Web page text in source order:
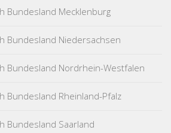
Bundesland Mecklenburg
Bundesland Niedersachsen
Bundesland Nordrhein-Westfalen
Bundesland Rheinland-Pfalz
Bundesland Saarland